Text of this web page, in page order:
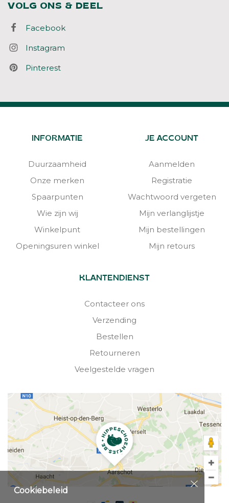
VOLG ONS & DEEL
Facebook
Instagram
Pinterest
INFORMATIE
Duurzaamheid
Onze merken
Spaarpunten
Wie zijn wij
Winkelpunt
Openingsuren winkel
JE ACCOUNT
Aanmelden
Registratie
Wachtwoord vergeten
Mijn verlanglijstje
Mijn bestellingen
Mijn retours
KLANTENDIENST
Contacteer ons
Verzending
Bestellen
Retourneren
Veelgestelde vragen
Cookiebeleid